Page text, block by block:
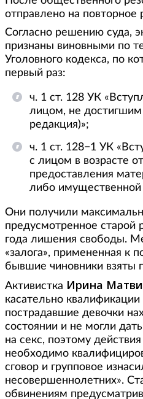
отправлено на повторное
Согласно решению суда,
признаны виновными по
Уголовного кодекса, по
первый раз:
ч. 1 ст. 128 УК
лицом, не достигшим
редакция)»;
ч. 1 ст. 128−1 УК
с лицом в возрасте
предоставления
либо имущественной
Они получили
предусмотренное старой
года лишения свободы.
«залога», примененная к
бывшие чиновники взяты
Активистка Ирина
касательно
пострадавшие девочки
состоянии и не могли
на секс, поэтому
необходимо
сговор и групповое
несовершеннолетних».
обвинениям